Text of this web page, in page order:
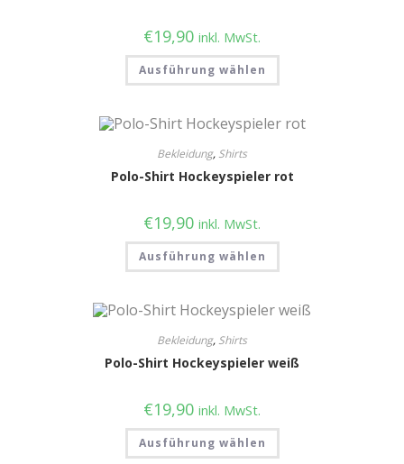
€19,90 inkl. MwSt.
Ausführung wählen
Bekleidung, Shirts
Polo-Shirt Hockeyspieler rot
€19,90 inkl. MwSt.
Ausführung wählen
Bekleidung, Shirts
Polo-Shirt Hockeyspieler weiß
€19,90 inkl. MwSt.
Ausführung wählen